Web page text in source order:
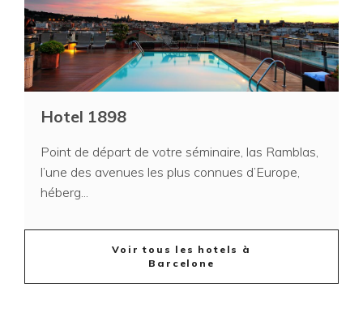
Hotel 1898
Point de départ de votre séminaire, las Ramblas,
l’une des avenues les plus connues d’Europe,
héberg...
Voir tous les hotels à
Barcelone